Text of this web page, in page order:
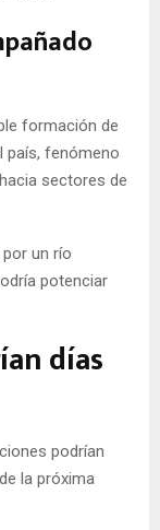
formación de
país, fenómeno
sectores de
un río
potenciar
días
podrían
la próxima